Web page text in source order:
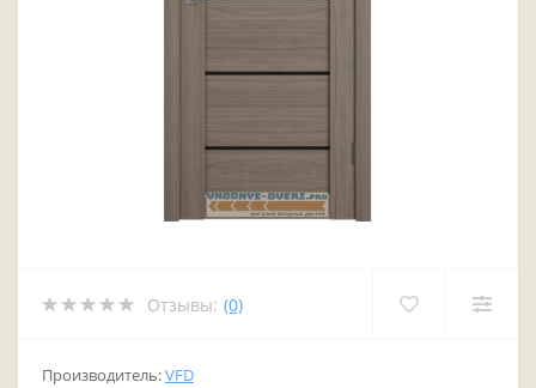
Отзывы: (0)
Производитель:VFD